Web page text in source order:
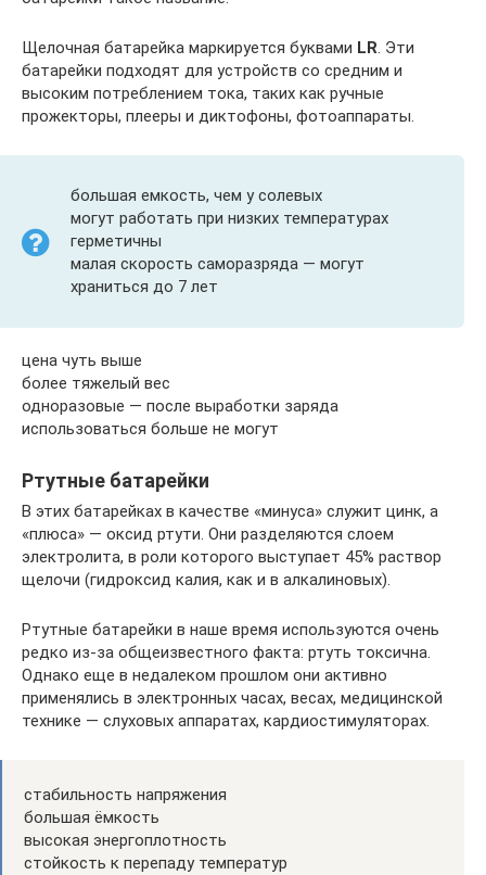
Щелочная батарейка маркируется буквами LR. Эти
батарейки подходят для устройств со средним и
высоким потреблением тока, таких как ручные
прожекторы, плееры и диктофоны, фотоаппараты.
большая емкость, чем у солевых
могут работать при низких температурах
герметичны
малая скорость саморазряда — могут
храниться до 7 лет
цена чуть выше
более тяжелый вес
одноразовые — после выработки заряда
использоваться больше не могут
Ртутные батарейки
В этих батарейках в качестве «минуса» служит цинк, а
«плюса» — оксид ртути. Они разделяются слоем
электролита, в роли которого выступает 45% раствор
щелочи (гидроксид калия, как и в алкалиновых).
Ртутные батарейки в наше время используются очень
редко из-за общеизвестного факта: ртуть токсична.
Однако еще в недалеком прошлом они активно
применялись в электронных часах, весах, медицинской
технике — слуховых аппаратах, кардиостимуляторах.
стабильность напряжения
большая ёмкость
высокая энергоплотность
стойкость к перепаду температур